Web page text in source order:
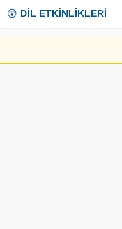
😲 DİL ETKİNLİKLERİ